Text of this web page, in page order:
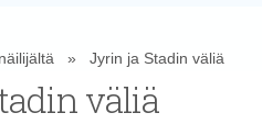
» Jyrin ja Stadin väliä
väliä